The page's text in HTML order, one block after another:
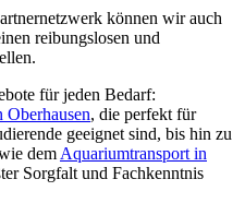
können wir auch
reibungslosen und
für jeden Bedarf:
, die perfekt für
geeignet sind, bis hin zu
dem Aquariumtransport in
Sorgfalt und Fachkenntnis